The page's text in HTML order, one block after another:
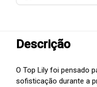
Descrição
O Top Lily foi pensado
sofisticação durante a